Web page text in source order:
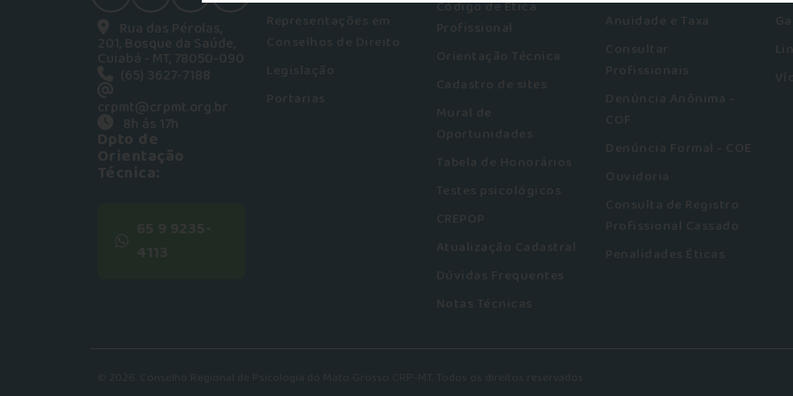
Rua das Pérolas,
201, Bosque da Saúde,
Cuiabá - MT, 78050-090
(65) 3627-7188
crpmt@crpmt.org.br
8h ás 17h
Dpto de
Orientação
Técnica:
Representações em
Conselhos de Direito
Legislação
Portarias
Código de Ética
Profissional
Orientação Técnica
Cadastro de sites
Mural de
Oportunidades
Tabela de Honorários
Testes psicológicos
CREPOP
Atualização Cadastral
Dúvidas Frequentes
Notas Técnicas
Anuidade e Taxa
Consultar
Profissionais
Denúncia Anônima -
COF
Denúncia Formal - COE
Ouvidoria
Consulta de Registro
Profissional Cassado
Penalidades Éticas
© 2026. Conselho Regional de Psicologia do Mato Grosso CRP-MT. Todos os direitos reservados.